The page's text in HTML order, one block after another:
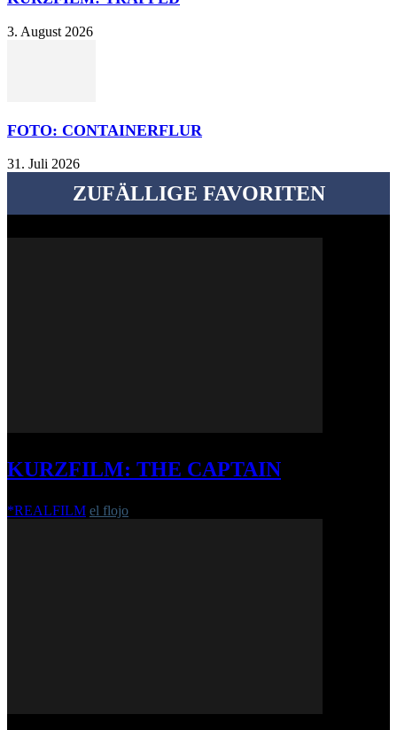
3. August 2026
FOTO: CONTAINERFLUR
31. Juli 2026
ZUFÄLLIGE FAVORITEN
KURZFILM: THE CAPTAIN
*REALFILM el flojo